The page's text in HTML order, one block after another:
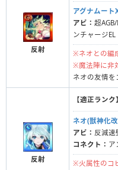
反射
アグナムート
アビ： 超
ンチャージEL
※ネオとの編
※魔法陣に非
ネオの友情を
反射
【適正ランク
ネオ(獣神化
アビ： 反減速
コネクト： ア
※火属性のコ